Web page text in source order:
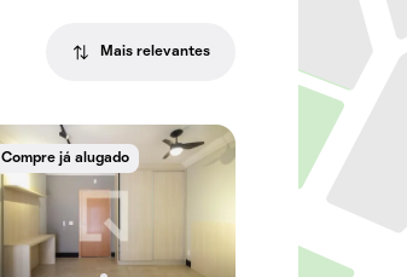
Mais relevantes
Compre já alugado